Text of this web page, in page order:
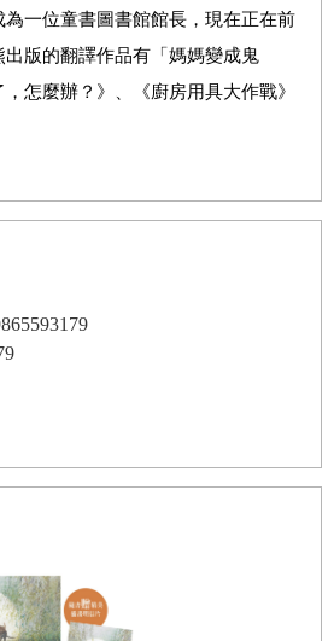
一位童書圖書館館長，現在正在前
版的翻譯作品有「媽媽變成鬼
怎麼辦？》、《廚房用具大作戰》